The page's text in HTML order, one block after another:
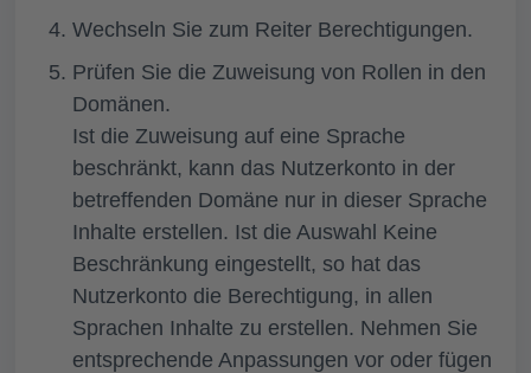
Wechseln Sie zum Reiter Berechtigungen.
Prüfen Sie die Zuweisung von Rollen in den
Domänen.
Ist die Zuweisung auf eine Sprache
beschränkt, kann das Nutzerkonto in der
betreffenden Domäne nur in dieser Sprache
Inhalte erstellen. Ist die Auswahl Keine
Beschränkung eingestellt, so hat das
Nutzerkonto die Berechtigung, in allen
Sprachen Inhalte zu erstellen. Nehmen Sie
entsprechende Anpassungen vor oder fügen